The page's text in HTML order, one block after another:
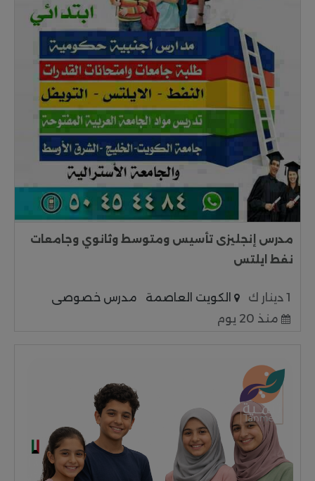
مدرس إنجليزى تأسيس ومتوسط وثانوي وجامعات
نفط ايلتس
1 دينار ك الكويت العاصمة
مدرس خصوصى
منذ 20 يوم